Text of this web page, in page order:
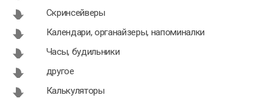
ObjectDock
Скринсейверы
Календари, органайзеры, напоминалки
Часы, будильники
другое
Калькуляторы